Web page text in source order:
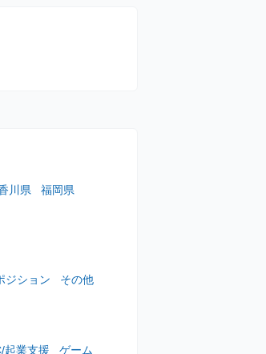
川県
福岡県
ジション その他
起業支援
ゲーム